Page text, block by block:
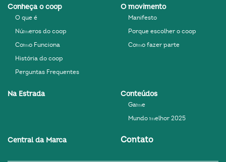
Conheça o coop
O que é
Números do coop
Como Funciona
História do coop
Perguntas Frequentes
O movimento
Manifesto
Porque escolher o coop
Como fazer parte
Na Estrada Conteúdos
Game
Mundo melhor 2025
Central da Marca Contato